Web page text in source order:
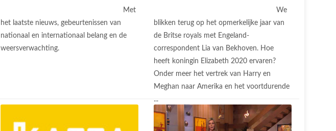
Met
het laatste nieuws, gebeurtenissen van
nationaal en internationaal belang en de
weersverwachting.
We
blikken terug op het opmerkelijke jaar van
de Britse royals met Engeland-
correspondent Lia van Bekhoven. Hoe
heeft koningin Elizabeth 2020 ervaren?
Onder meer het vertrek van Harry en
Meghan naar Amerika en het voortdurende
...